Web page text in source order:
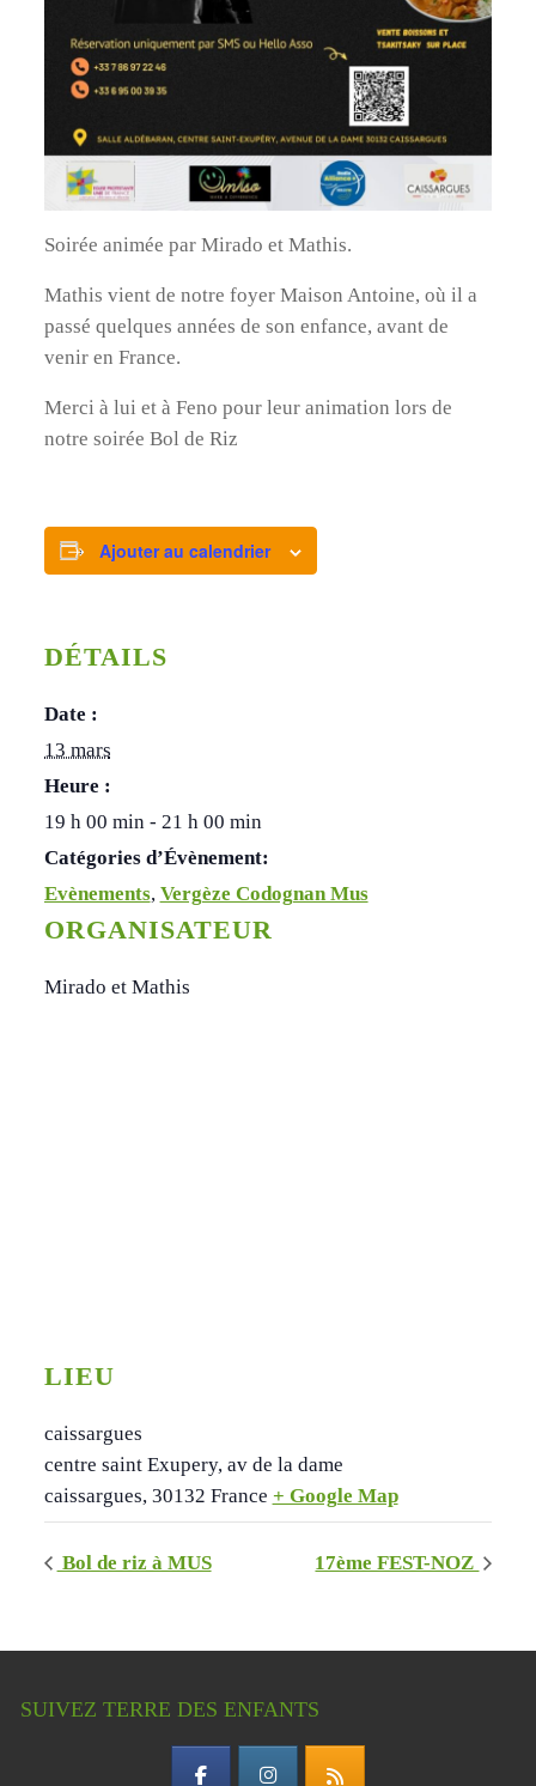
Soirée animée par Mirado et Mathis.
Mathis vient de notre foyer Maison Antoine, où il a
passé quelques années de son enfance, avant de
venir en France.
Merci à lui et à Feno pour leur animation lors de
notre soirée Bol de Riz
Ajouter au calendrier
DÉTAILS
Date :
13 mars
Heure :
19 h 00 min - 21 h 00 min
Catégories d’Évènement:
Evènements, Vergèze Codognan Mus
ORGANISATEUR
Mirado et Mathis
LIEU
caissargues
centre saint Exupery, av de la dame
caissargues, 30132 France + Google Map
Bol de riz à MUS 17ème FEST-NOZ
SUIVEZ TERRE DES ENFANTS